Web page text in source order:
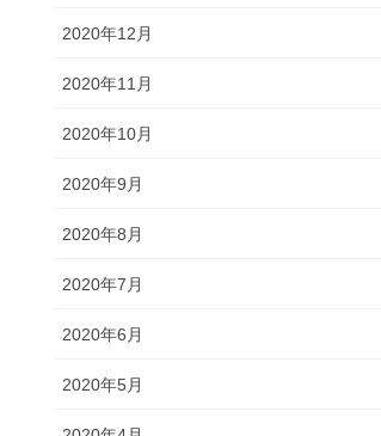
2020年12月
2020年11月
2020年10月
2020年9月
2020年8月
2020年7月
2020年6月
2020年5月